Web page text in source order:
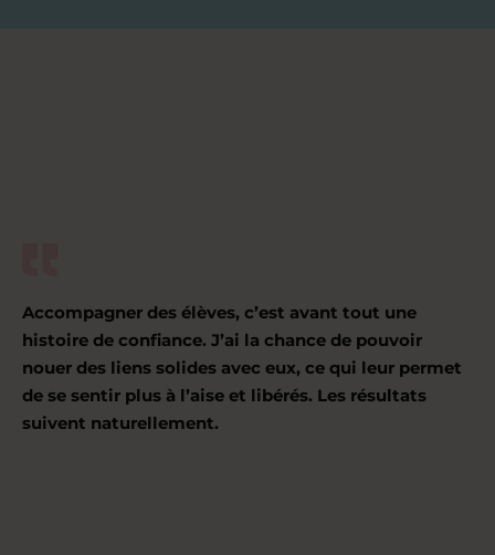
Accompagner des élèves, c’est avant tout une
histoire de confiance. J’ai la chance de pouvoir
nouer des liens solides avec eux, ce qui leur permet
de se sentir plus à l’aise et libérés. Les résultats
suivent naturellement.